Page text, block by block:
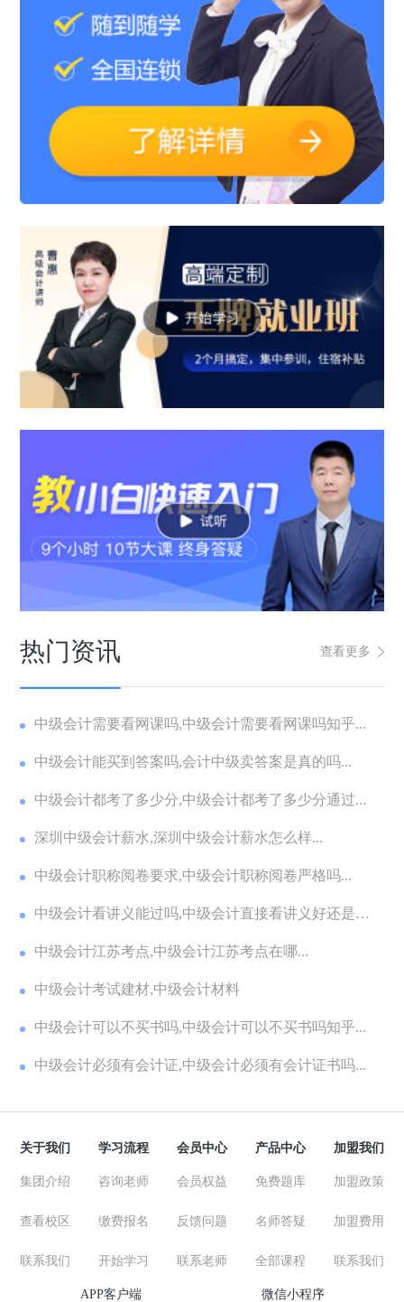
热门资讯 查看更多
中级会计需要看网课吗,中级会计需要看网课吗知乎...
中级会计能买到答案吗,会计中级卖答案是真的吗...
中级会计都考了多少分,中级会计都考了多少分通过...
深圳中级会计薪水,深圳中级会计薪水怎么样...
中级会计职称阅卷要求,中级会计职称阅卷严格吗...
中级会计看讲义能过吗,中级会计直接看讲义好还是看
教...中级会计江苏考点,中级会计江苏考点在哪...
中级会计考试建材,中级会计材料
中级会计可以不买书吗,中级会计可以不买书吗知乎...
中级会计必须有会计证,中级会计必须有会计证书吗...
关于我们
集团介绍
查看校区
联系我们
学习流程
咨询老师
缴费报名
开始学习
会员中心
会员权益
反馈问题
联系老师
产品中心
免费题库
名师答疑
全部课程
加盟我们
加盟政策
加盟费用
联系我们
APP客户端 微信小程序